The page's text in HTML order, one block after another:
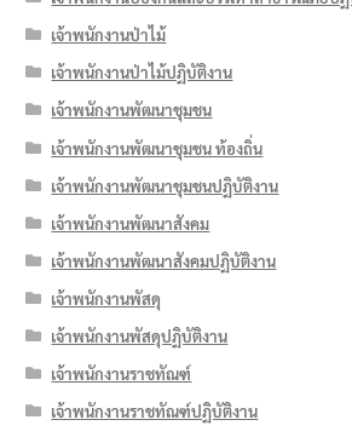
เจ้าพนักงานป่าไม้
เจ้าพนักงานป่าไม้ปฏิบัติงาน
เจ้าพนักงานพัฒนาชุมชน
เจ้าพนักงานพัฒนาชุมชน ท้องถิ่น
เจ้าพนักงานพัฒนาชุมชนปฏิบัติงาน
เจ้าพนักงานพัฒนาสังคม
เจ้าพนักงานพัฒนาสังคมปฏิบัติงาน
เจ้าพนักงานพัสดุ
เจ้าพนักงานพัสดุปฏิบัติงาน
เจ้าพนักงานราชทัณฑ์
เจ้าพนักงานราชทัณฑ์ปฏิบัติงาน